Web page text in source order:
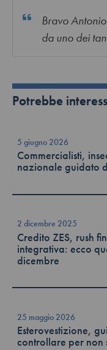
Bravo
da uno dei
Potrebbe
5 giugno 2026
Commercialisti,
nazionale guidato
2 dicembre 2025
Credito ZES, rush
integrativa: ecco
dicembre
25 maggio 2026
Esterovestizione,
controllare per non